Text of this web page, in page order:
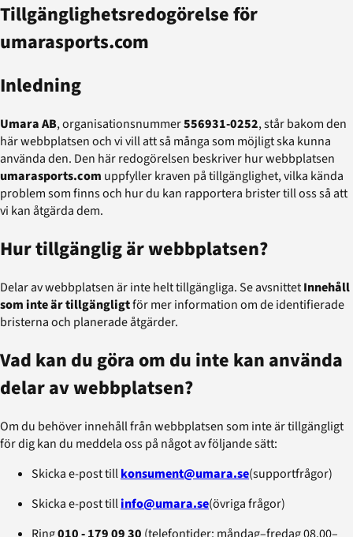
Tillgänglighetsredogörelse för
umarasports.com
Inledning
Umara AB, organisationsnummer556931-0252, står bakom den
här webbplatsen och vi vill att så många som möjligt ska kunna
använda den. Den här redogörelsen beskriver hur webbplatsen
umarasports.com uppfyller kraven på tillgänglighet, vilka kända
problem som finns och hur du kan rapportera brister till oss så att
vi kan åtgärda dem.
Hur tillgänglig är webbplatsen?
Delar av webbplatsen är inte helt tillgängliga. Se avsnittetInnehåll
som inte är tillgängligtför mer information om de identifierade
bristerna och planerade åtgärder.
Vad kan du göra om du inte kan använda
delar av webbplatsen?
Om du behöver innehåll från webbplatsen som inte är tillgängligt
för dig kan du meddela oss på något av följande sätt:
Skicka e-post tillkonsument@umara.se(supportfrågor)
Skicka e-post tillinfo@umara.se(övriga frågor)
Ring010 ‑ 179 09 30 (telefontider: måndag–fredag 08.00–